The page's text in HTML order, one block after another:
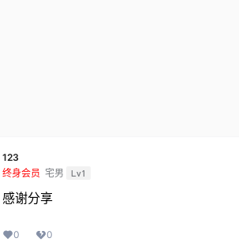
123
终身会员 宅男 Lv1
感谢分享
0 0